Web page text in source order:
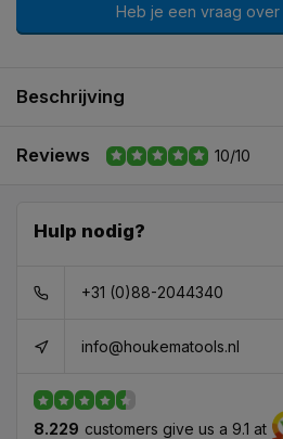
Heb je een vraag over
Beschrijving
Reviews 10/10
Hulp nodig?
+31 (0)88-2044340
info@houkematools.nl
8.229 customers give us a 9.1 at